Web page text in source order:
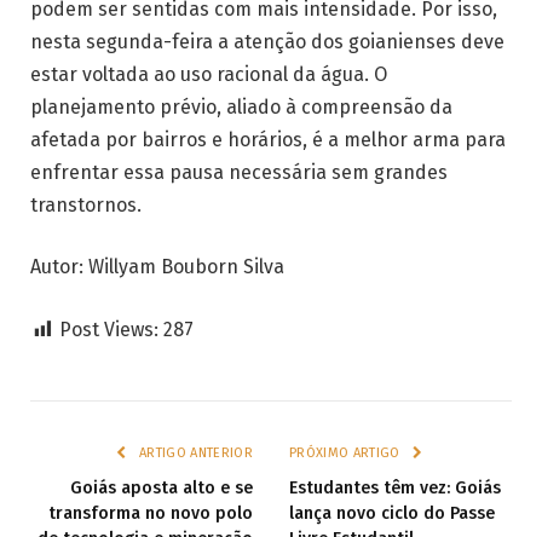
podem ser sentidas com mais intensidade. Por isso,
nesta segunda-feira a atenção dos goianienses deve
estar voltada ao uso racional da água. O
planejamento prévio, aliado à compreensão da
afetada por bairros e horários, é a melhor arma para
enfrentar essa pausa necessária sem grandes
transtornos.
Autor: Willyam Bouborn Silva
Post Views: 287
ARTIGO ANTERIOR
Goiás aposta alto e se
transforma no novo polo
PRÓXIMO ARTIGO
Estudantes têm vez: Goiás
lança novo ciclo do Passe